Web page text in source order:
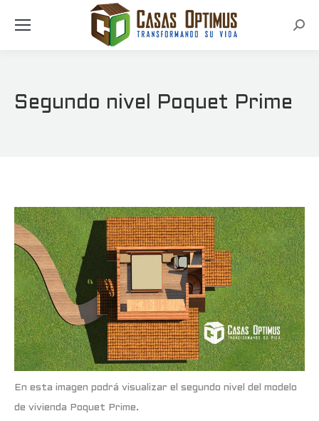
Segundo nivel Poquet Prime
En esta imagen podrá visualizar el segundo nivel del modelo
de vivienda Poquet Prime.